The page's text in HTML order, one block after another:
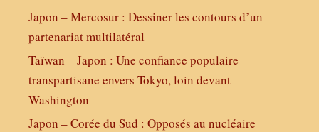
Japon – Mercosur : Dessiner les contours d’un
partenariat multilatéral
Taïwan – Japon : Une confiance populaire
transpartisane envers Tokyo, loin devant
Washington
Japon – Corée du Sud : Opposés au nucléaire